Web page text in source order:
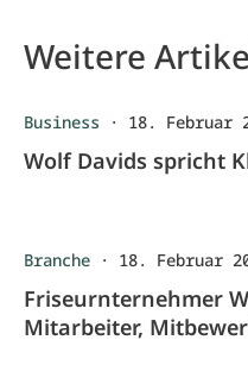
Weitere
Business · 18. Februar
Wolf Davids spricht
Branche · 18. Februar
Friseurnternehmer
Mitarbeiter,